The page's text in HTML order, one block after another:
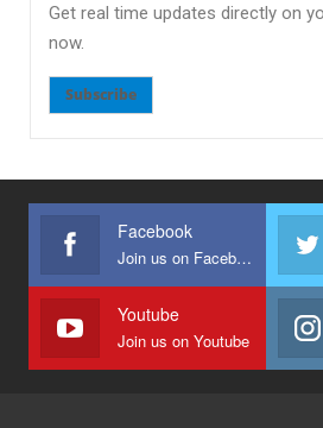
Get real time updates directly on
now.
Subscribe
Facebook
Join us on Facebook
Youtube
Join us on Youtube